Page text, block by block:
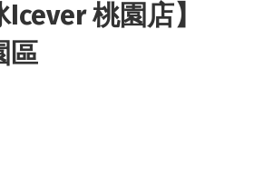
Icever 桃園店】
區